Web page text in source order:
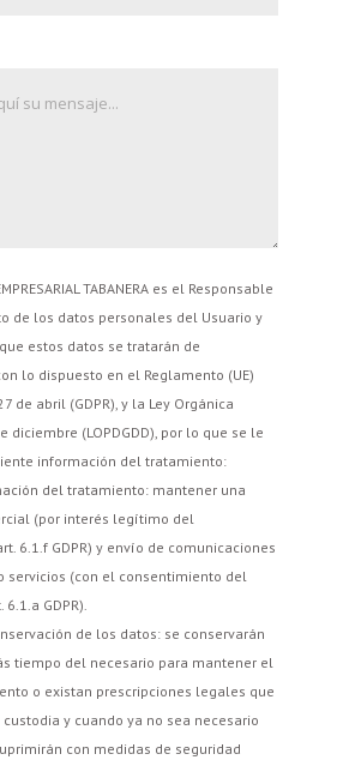
TABANERA es el Responsable
de los datos personales del Usuario y
estos datos se tratarán de
lo dispuesto en el Reglamento (UE)
de abril (GDPR), y la Ley Orgánica
diciembre (LOPDGDD), por lo que se le
información del tratamiento:
del tratamiento: mantener una
(por interés legítimo del
6.1.f GDPR) y envío de comunicaciones
servicios (con el consentimiento del
GDPR).
de los datos: se conservarán
tiempo del necesario para mantener el
o existan prescripciones legales que
y cuando ya no sea necesario
con medidas de seguridad